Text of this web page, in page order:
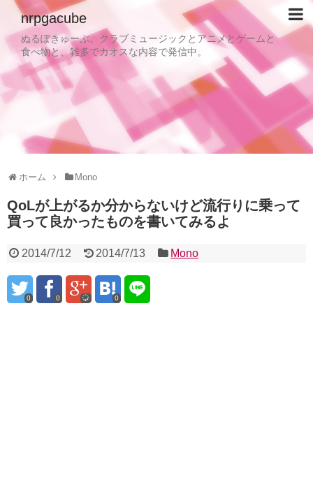
nrpgacube
ぬるぽきゅーぶ。クラブミュージックとアニメとゲームと
食べ物と、雑多でカオスな内容で発信中。
ホーム Mono
QoLが上がるか分からないけど流行りに乗って
買って良かったものを書いてみるよ
2014/7/12 2014/7/13 Mono
0 0 0